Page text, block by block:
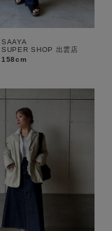
予約商品
庫なし含む
SAAYA
SUPER SHOP 出雲店
158cm